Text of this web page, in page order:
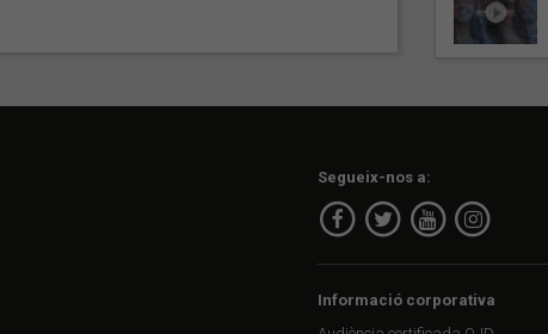
Segueix-nos a:
Informació corporativa